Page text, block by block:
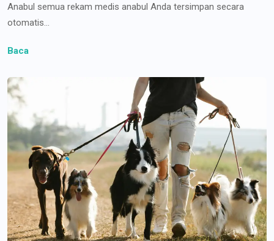
Anabul semua rekam medis anabul Anda tersimpan secara
otomatis...
Baca